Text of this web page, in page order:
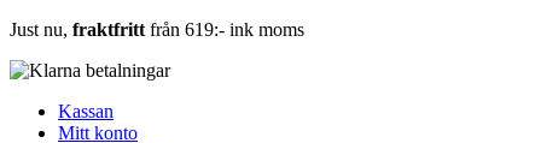
Just nu, fraktfritt från 619:- ink moms
Kassan
Mitt konto